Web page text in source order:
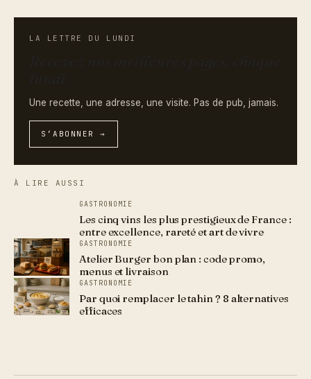
LA LETTRE DU LUNDI
Une recette, une adresse, une visite. Pas de pub, jamais.
S’ABONNER →
À LIRE AUSSI
GASTRONOMIE
Les cinq vins les plus prestigieux de France :
entre excellence, rareté et art de vivre
GASTRONOMIE
Atelier Burger bon plan : code promo,
menus et livraison
GASTRONOMIE
Par quoi remplacer le tahin ? 8 alternatives
efficaces